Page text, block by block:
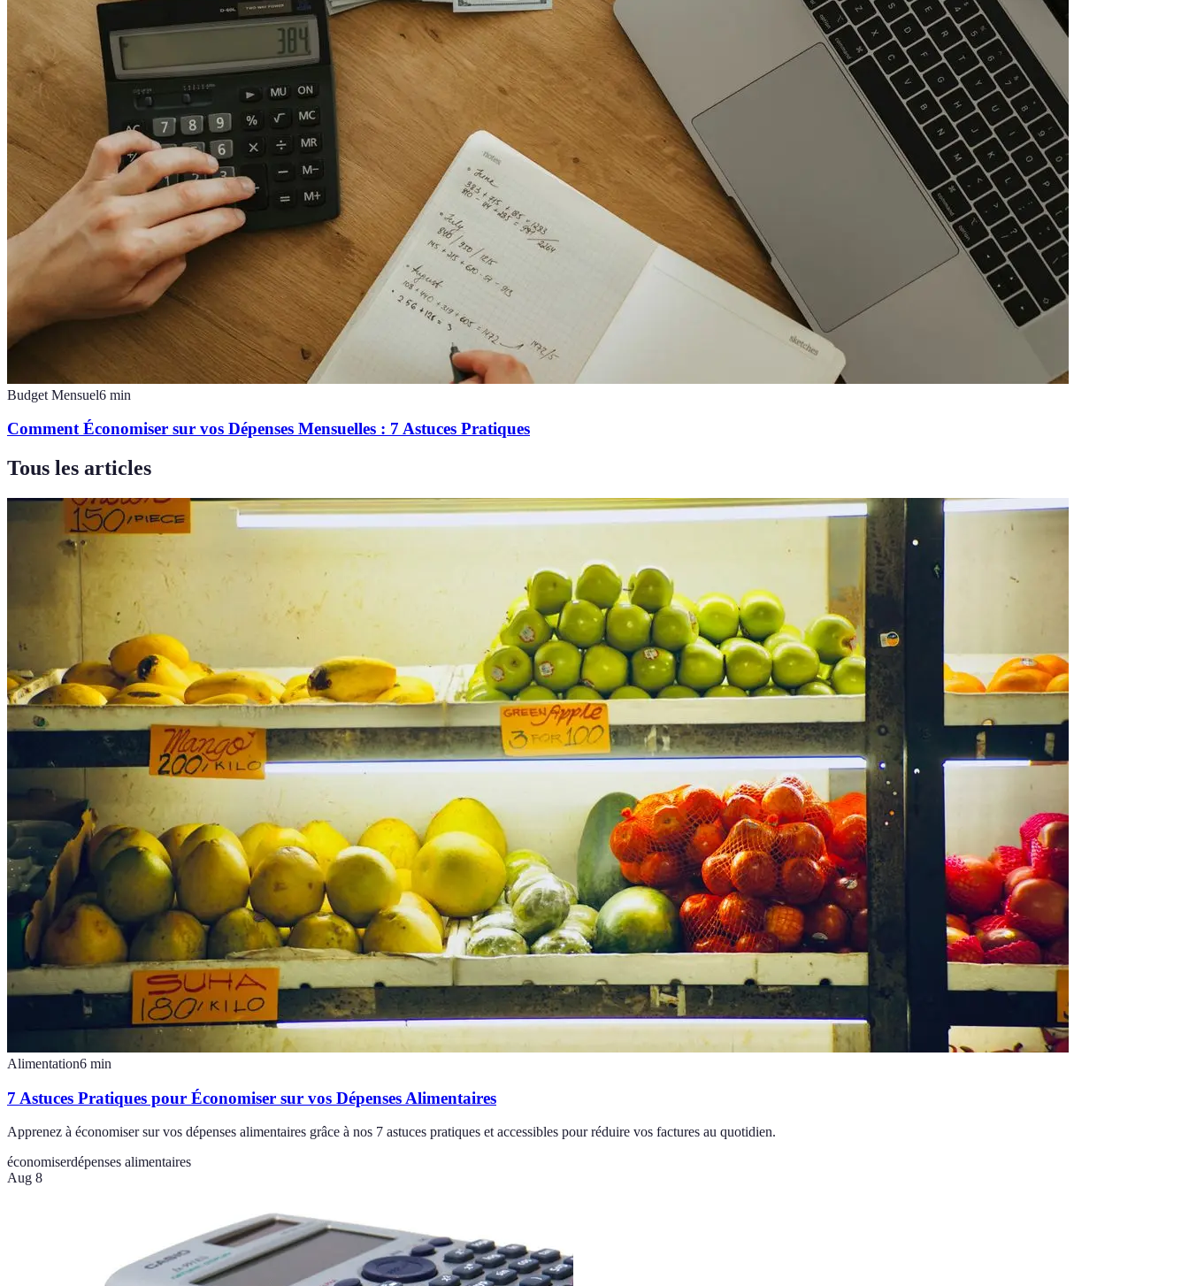
Budget Mensuel6 min
Comment Économiser sur vos Dépenses Mensuelles : 7 Astuces Pratiques
Tous les articles
Alimentation6 min
7 Astuces Pratiques pour Économiser sur vos Dépenses Alimentaires
Apprenez à économiser sur vos dépenses alimentaires grâce à nos 7 astuces pratiques et accessibles pour réduire vos factures au quotidien.
économiserdépenses alimentaires
Aug 8